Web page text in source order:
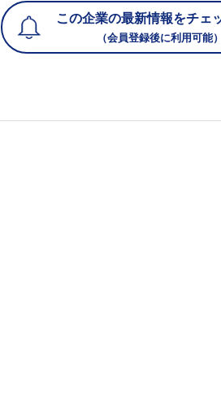
この企業の最新情報をチェ
（会員登録後に利用可能）